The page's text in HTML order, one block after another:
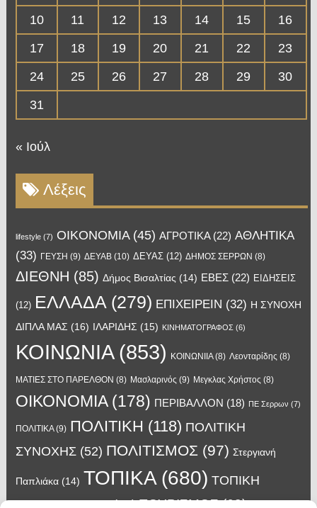
10
11 12 13 14 15
16
17
18 19 20 21 22
23
24
25 26 27 28 29
30
31
« Ιούλ
Λέξεις
lifestyle(7) OIKONOMIA(45) ΑΓΡΟΤΙΚΑ(22) ΑΘΛΗΤΙΚΑ
(33) ΓΕΥΣΗ (9) ΔΕΥΑΒ(10) ΔΕΥΑΣ(12) ΔΗΜΟΣ ΣΕΡΡΩΝ (8)
ΔΙΕΘΝΗ (85) Δήμος Βισαλτίας (14) ΕΒΕΣ(22) ΕΙΔΗΣΕΙΣ
(12) ΕΛΛΑΔΑ(279) ΕΠΙΧΕΙΡΕΙΝ (32) Η ΣΥΝΟΧΗ
ΔΙΠΛΑ ΜΑΣ (16) ΙΛΑΡΙΔΗΣ (15) ΚΙΝΗΜΑΤΟΓΡΑΦΟΣ (6)
ΚΟΙΝΩΝΙΑ(853) ΚΟΙΝΩΝΙΙΑ(8) Λεονταρίδης (8)
ΜΑΤΙΕΣ ΣΤΟ ΠΑΡΕΛΘΟΝ (8) Μασλαρινός (9) Μεγκλας Χρήστος (8)
ΟΙΚΟΝΟΜΙΑ(178) ΠΕΡΙΒΑΛΛΟΝ (18) ΠΕ Σερρων (7)
ΠΟΛΙΤΙΚΑ(9) ΠΟΛΙΤΙΚΗ (118) ΠΟΛΙΤΙΚΗ
ΣΥΝΟΧΗΣ(52) ΠΟΛΙΤΙΣΜΟΣ (97) Στεργιανή
Παπλιάκα(14) ΤΟΠΙΚΑ(680) ΤΟΠΙΚΗ
ΑΥΤΟΔΙΟΙΚΗΣΗ(45) ΤΟΥΡΙΣΜΟΣ(63)